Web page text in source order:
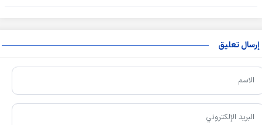
إرسال تعليق